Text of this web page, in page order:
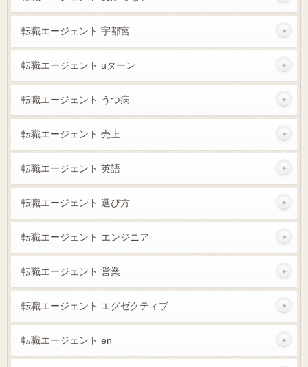
転職エージェント 宇都宮
転職エージェント uターン
転職エージェント うつ病
転職エージェント 売上
転職エージェント 英語
転職エージェント 選び方
転職エージェント エンジニア
転職エージェント 営業
転職エージェント エグゼクティブ
転職エージェント en